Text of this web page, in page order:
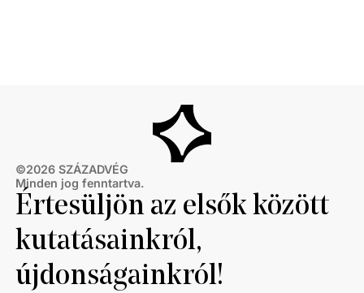
©2026 SZÁZADVÉG
Minden jog fenntartva.
Értesüljön az elsők között
kutatásainkról,
újdonságainkról!